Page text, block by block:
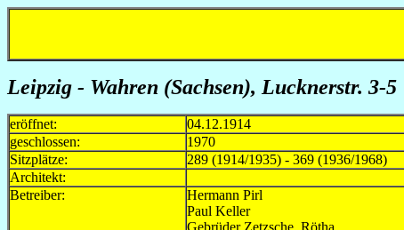
Leipzig - Wahren (Sachsen), Lucknerstr. 3-5
eröffnet:
04.12.1914
geschlossen:
1970
Sitzplätze:
289 (1914/1935) - 369 (1936/1968)
Architekt:
Betreiber:
Hermann Pirl
Paul Keller
Gebrüder Zetzsche, Rötha